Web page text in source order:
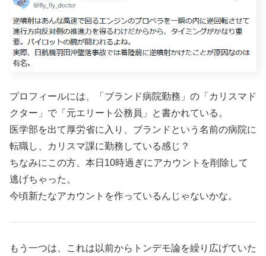
プロフィールには、「ブランド病院勤務」の「カリスマド
クター」で「元エリート公務員」と書かれている。
医学部を出て厚労省に入り、ブランドという名前の病院に
転職し、カリスマ課に勤務している感じ？
ちなみにこの方、本日10時過ぎにアカウントを削除して
逃げちゃった。
今頃新たなアカウントを作っているんじゃないかな。
もう一つは、これは以前からトンデモ論を繰り広げていた